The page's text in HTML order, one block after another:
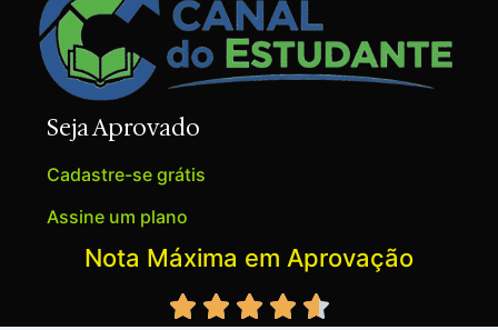
Seja Aprovado
Cadastre-se grátis
Assine um plano
Nota Máxima em Aprovação